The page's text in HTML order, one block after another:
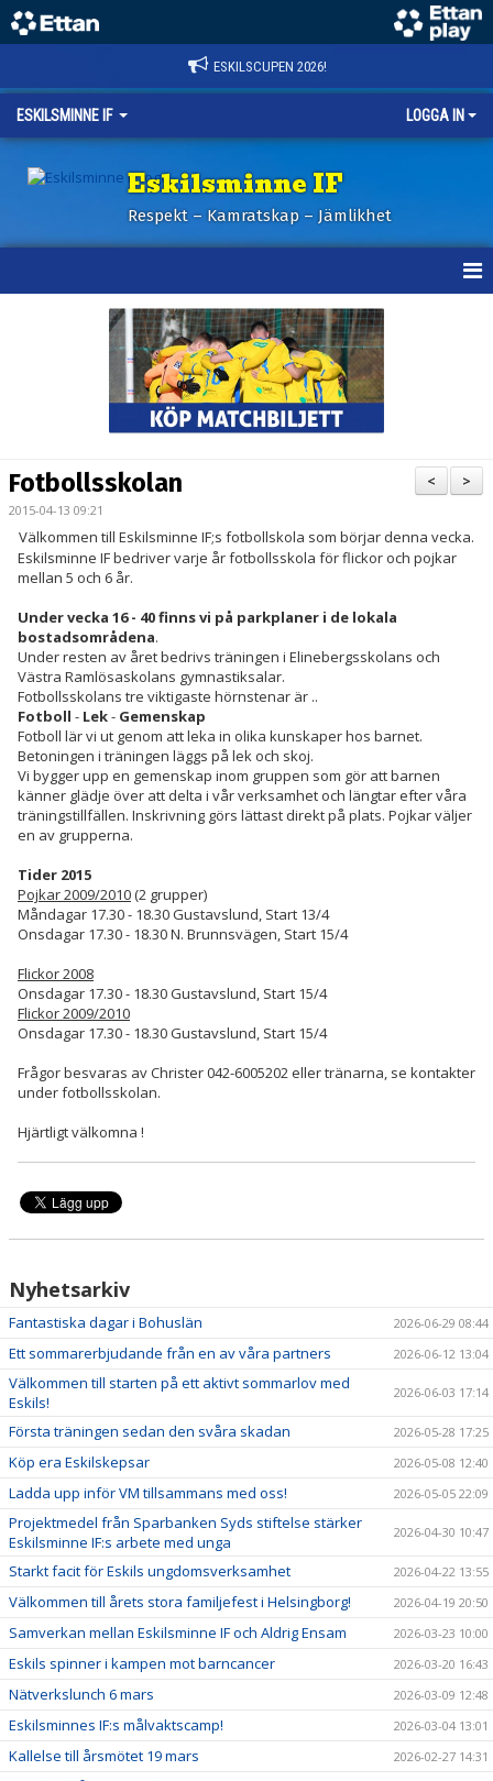
ESKILSCUPEN 2026!
ESKILSMINNE IF LOGGA IN
Eskilsminne IF
Respekt – Kamratskap – Jämlikhet
BILDER ESKILSCUPEN
PARTNERS
KALENDER
LOKALBOKNING
DOKUMENT/FILER
MEDLEMSKAP
ESKILS LOVFOTBOLL
BILJETTER
MEDLEMSFÖRMÅNER
>
<
Fotbollsskolan
2015-04-13 09:21
Välkommen till Eskilsminne IF;s fotbollskola som börjar denna vecka.
Eskilsminne IF bedriver varje år fotbollsskola för flickor och pojkar
mellan 5 och 6 år.
Under vecka 16 - 40 finns vi på parkplaner i de lokala
bostadsområdena.
Under resten av året bedrivs träningen i Elinebergsskolans och
Västra Ramlösaskolans gymnastiksalar.
Fotbollsskolans tre viktigaste hörnstenar är ..
Fotboll - Lek- Gemenskap
Fotboll lär vi ut genom att leka in olika kunskaper hos barnet.
Betoningen i träningen läggs på lek och skoj.
Vi bygger upp en gemenskap inom gruppen som gör att barnen
känner glädje över att delta i vår verksamhet och längtar efter våra
träningstillfällen. Inskrivning görs lättast direkt på plats. Pojkar väljer
en av grupperna.
Tider 2015
Pojkar 2009/2010(2 grupper)
Måndagar 17.30 - 18.30 Gustavslund, Start 13/4
Onsdagar 17.30 - 18.30 N. Brunnsvägen, Start 15/4
Flickor 2008
Onsdagar 17.30 - 18.30 Gustavslund, Start 15/4
Flickor 2009/2010
Onsdagar 17.30 - 18.30 Gustavslund, Start 15/4
Frågor besvaras av Christer 042-6005202 eller tränarna, se kontakter
under fotbollsskolan.
Hjärtligt välkomna !
Nyhetsarkiv
Fantastiska dagar i Bohuslän 2026-06-29 08:44
Ett sommarerbjudande från en av våra partners 2026-06-12 13:04
Välkommen till starten på ett aktivt sommarlov med
Eskils!
2026-06-03 17:14
Första träningen sedan den svåra skadan 2026-05-28 17:25
Köp era Eskilskepsar 2026-05-08 12:40
Ladda upp inför VM tillsammans med oss! 2026-05-05 22:09
Projektmedel från Sparbanken Syds stiftelse stärker
Eskilsminne IF:s arbete med unga
2026-04-30 10:47
Starkt facit för Eskils ungdomsverksamhet 2026-04-22 13:55
Välkommen till årets stora familjefest i Helsingborg! 2026-04-19 20:50
Samverkan mellan Eskilsminne IF och Aldrig Ensam 2026-03-23 10:00
Eskils spinner i kampen mot barncancer 2026-03-20 16:43
Nätverkslunch 6 mars 2026-03-09 12:48
Eskilsminnes IF:s målvaktscamp! 2026-03-04 13:01
Kallelse till årsmötet 19 mars 2026-02-27 14:31